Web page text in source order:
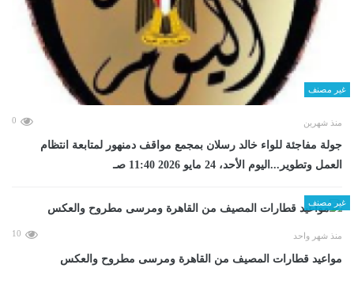
غير مصنف
منذ شهرين 0
جولة مفاجئة للواء خالد رسلان بمجمع مواقف دمنهور لمتابعة انتظام
العمل وتطوير...اليوم الأحد، 24 مايو 2026 11:40 صـ
غير مصنف
منذ شهر واحد 10
مواعيد قطارات المصيف من القاهرة ومرسى مطروح والعكس